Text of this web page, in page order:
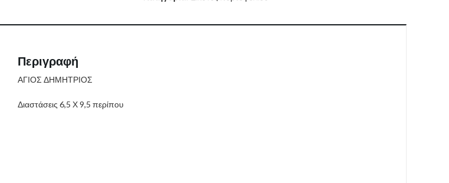
Περιγραφή
ΑΓΙΟΣ ΔΗΜΗΤΡΙΟΣ
Διαστάσεις 6,5 Χ 9,5 περίπου